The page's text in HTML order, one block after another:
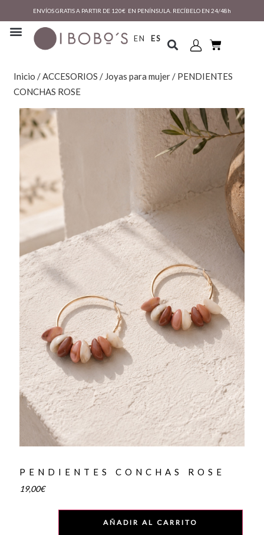
ENVÍOS GRATIS A PARTIR DE 120€ EN PENÍNSULA. RECÍBELO EN 24/48h
EN ES
Inicio /ACCESORIOS / Joyas para mujer/ PENDIENTES
CONCHAS ROSE
PENDIENTES CONCHAS ROSE
19,00€
AÑADIR AL CARRITO